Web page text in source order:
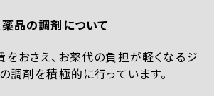
品の調剤について
おさえ、お薬代の負担が軽くなるジ
調剤を積極的に行っています。